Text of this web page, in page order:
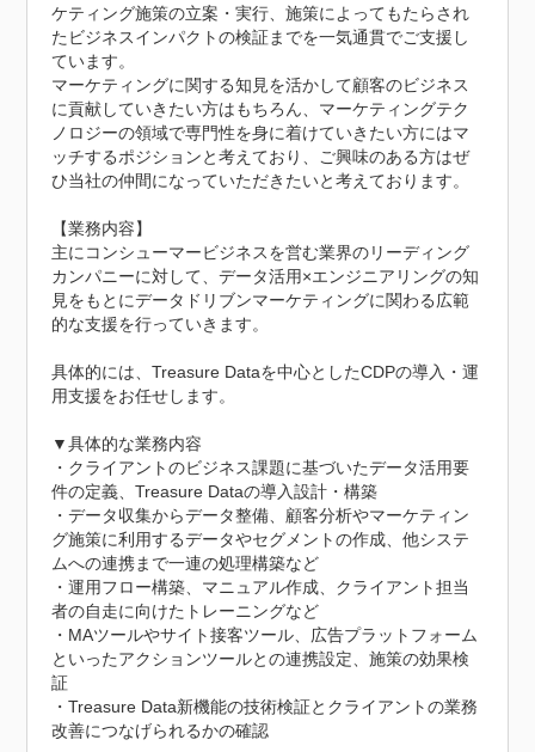
ケティング施策の立案・実行、施策によってもたらされ
たビジネスインパクトの検証までを一気通貫でご支援し
ています。
マーケティングに関する知見を活かして顧客のビジネス
に貢献していきたい方はもちろん、マーケティングテク
ノロジーの領域で専門性を身に着けていきたい方にはマ
ッチするポジションと考えており、ご興味のある方はぜ
ひ当社の仲間になっていただきたいと考えております。
【業務内容】
主にコンシューマービジネスを営む業界のリーディング
カンパニーに対して、データ活用×エンジニアリングの知
見をもとにデータドリブンマーケティングに関わる広範
的な支援を行っていきます。
具体的には、Treasure Dataを中心としたCDPの導入・運
用支援をお任せします。
▼具体的な業務内容
・クライアントのビジネス課題に基づいたデータ活用要
件の定義、Treasure Dataの導入設計・構築
・データ収集からデータ整備、顧客分析やマーケティン
グ施策に利用するデータやセグメントの作成、他システ
ムへの連携まで一連の処理構築など
・運用フロー構築、マニュアル作成、クライアント担当
者の自走に向けたトレーニングなど
・MAツールやサイト接客ツール、広告プラットフォーム
といったアクションツールとの連携設定、施策の効果検
証
・Treasure Data新機能の技術検証とクライアントの業務
改善につなげられるかの確認